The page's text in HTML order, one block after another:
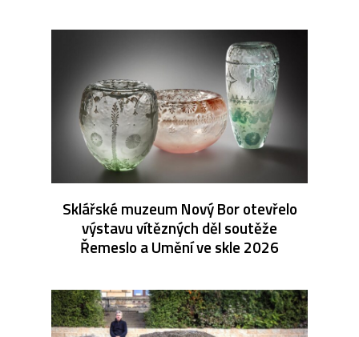
Sklářské muzeum Nový Bor otevřelo
výstavu vítězných děl soutěže
Řemeslo a Umění ve skle 2026